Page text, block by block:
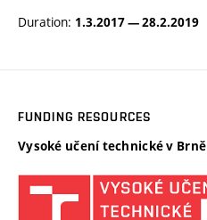
Duration: 1.3.2017 — 28.2.2019
FUNDING RESOURCES
Vysoké učení technické v Brně